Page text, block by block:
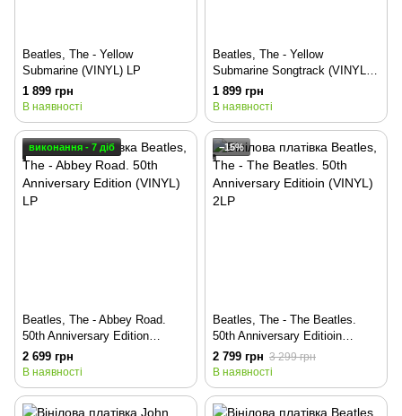
Beatles, The - Yellow
Submarine (VINYL) LP
1 899 грн
В наявності
Beatles, The - Yellow
Submarine Songtrack (VINYL)
LP
1 899 грн
В наявності
виконання - 7 діб
Beatles, The - Abbey Road.
50th Anniversary Edition
(VINYL) LP
2 699 грн
В наявності
−15%
Beatles, The - The Beatles.
50th Anniversary Editioin
(VINYL) 2LP
2 799 грн 3 299 грн
В наявності